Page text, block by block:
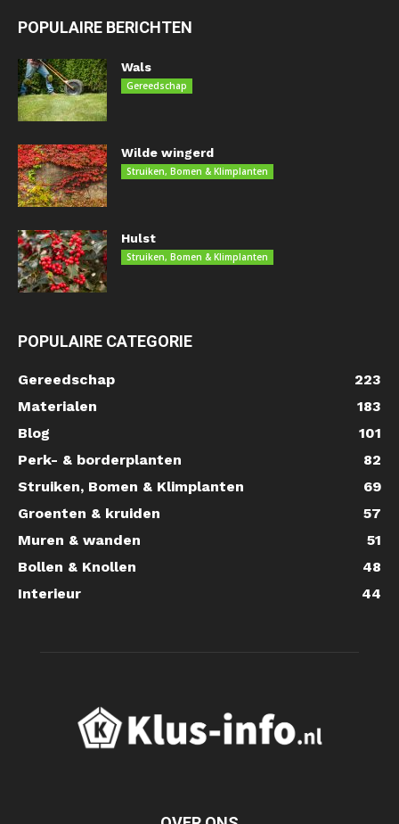
POPULAIRE BERICHTEN
Wals
Gereedschap
Wilde wingerd
Struiken, Bomen & Klimplanten
Hulst
Struiken, Bomen & Klimplanten
POPULAIRE CATEGORIE
Gereedschap
223
Materialen
183
Blog
101
Perk- & borderplanten
82
Struiken, Bomen & Klimplanten
69
Groenten & kruiden
57
Muren & wanden
51
Bollen & Knollen
48
Interieur
44